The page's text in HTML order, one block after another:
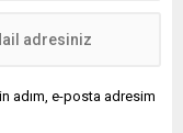
adım, e-posta adresim